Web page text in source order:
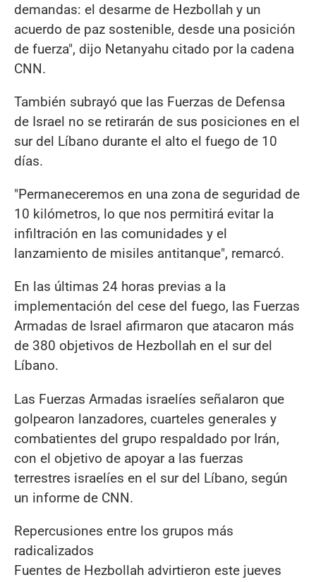
demandas: el desarme de Hezbollah y un
acuerdo de paz sostenible, desde una posición
de fuerza", dijo Netanyahu citado por la cadena
CNN.
También subrayó que las Fuerzas de Defensa
de Israel no se retirarán de sus posiciones en el
sur del Líbano durante el alto el fuego de 10
días.
"Permaneceremos en una zona de seguridad de
10 kilómetros, lo que nos permitirá evitar la
infiltración en las comunidades y el
lanzamiento de misiles antitanque", remarcó.
En las últimas 24 horas previas a la
implementación del cese del fuego, las Fuerzas
Armadas de Israel afirmaron que atacaron más
de 380 objetivos de Hezbollah en el sur del
Líbano.
Las Fuerzas Armadas israelíes señalaron que
golpearon lanzadores, cuarteles generales y
combatientes del grupo respaldado por Irán,
con el objetivo de apoyar a las fuerzas
terrestres israelíes en el sur del Líbano, según
un informe de CNN.
Repercusiones entre los grupos más
radicalizados
Fuentes de Hezbollah advirtieron este jueves